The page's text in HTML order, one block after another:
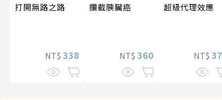
打開無路之路
NT$ 338
攔截胰臟癌
NT$ 360
超級代理效應
NT$